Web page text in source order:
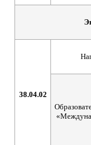
38.04.02